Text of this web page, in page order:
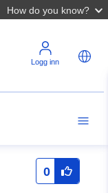
How do you know?
Logg inn
0